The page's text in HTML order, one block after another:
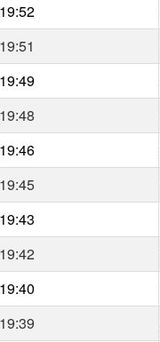
19:52
19:51
19:49
19:48
19:46
19:45
19:43
19:42
19:40
19:39